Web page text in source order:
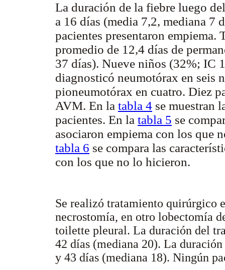
La duración de la fiebre luego
a 16 días (media 7,2, mediana
pacientes presentaron
promedio de 12,4 días de
37 días). Nueve niños (32%; IC
diagnosticó neumotórax en seis
pioneumotórax en cuatro. Diez
AVM. En la tabla 4 se muestran
pacientes. En la tabla 5 se
asociaron empiema con los que
tabla 6 se compara las
con los que no lo hicieron.
Se realizó tratamiento quirúrgico
necrostomía, en otro lobectomía
toilette pleural. La duración del
42 días (mediana 20). La
y 43 días (mediana 18). Ningún